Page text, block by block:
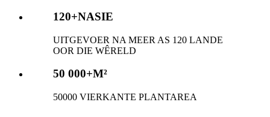
120+NASIE
UITGEVOER NA MEER AS 120 LANDE
OOR DIE WÊRELD
50 000+M²
50000 VIERKANTE PLANTAREA